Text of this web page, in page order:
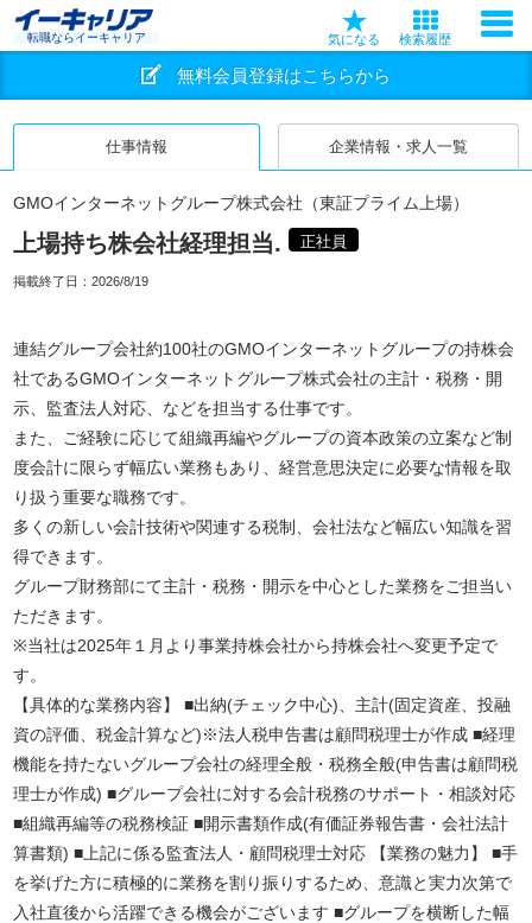
転職ならイーキャリア 気になる 検索履歴
無料会員登録はこちらから
仕事情報 企業情報・求人一覧
GMOインターネットグループ株式会社（東証プライム上場）
上場持ち株会社経理担当. 正社員
掲載終了日： 2026/8/19
連結グループ会社約100社のGMOインターネットグループの持株会
社であるGMOインターネットグループ株式会社の主計・税務・開
示、監査法人対応、などを担当する仕事です。
また、ご経験に応じて組織再編やグループの資本政策の立案など制
度会計に限らず幅広い業務もあり、経営意思決定に必要な情報を取
り扱う重要な職務です。
多くの新しい会計技術や関連する税制、会社法など幅広い知識を習
得できます。
グループ財務部にて主計・税務・開示を中心とした業務をご担当い
ただきます。
※当社は2025年１月より事業持株会社から持株会社へ変更予定で
す。
【具体的な業務内容】 ■出納(チェック中心)、主計(固定資産、投融
資の評価、税金計算など)※法人税申告書は顧問税理士が作成 ■経理
機能を持たないグループ会社の経理全般・税務全般(申告書は顧問税
理士が作成) ■グループ会社に対する会計税務のサポート・相談対応
■組織再編等の税務検証 ■開示書類作成(有価証券報告書・会社法計
算書類) ■上記に係る監査法人・顧問税理士対応 【業務の魅力】 ■手
を挙げた方に積極的に業務を割り振りするため、意識と実力次第で
入社直後から活躍できる機会がございます ■グループを横断した幅